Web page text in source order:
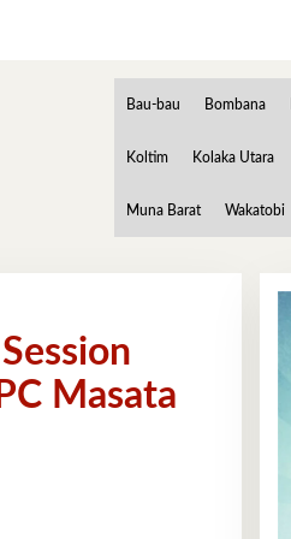
Bau-bau Bombana
Koltim Kolaka Utara
Muna Barat Wakatobi
Masata